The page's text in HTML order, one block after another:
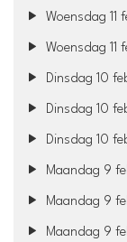
Woensdag 11
Woensdag 11
Dinsdag 10
Dinsdag 10
Dinsdag 10
Maandag 9
Maandag 9
Maandag 9